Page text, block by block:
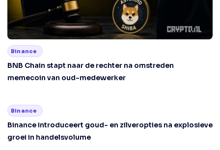
Binance
BNB Chain stapt naar de rechter na omstreden
memecoin van oud-medewerker
Binance
Binance introduceert goud- en zilveropties na explosieve
groei in handelsvolume